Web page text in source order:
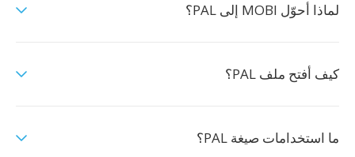
لماذا أحوّل MOBI إلى PAL؟
كيف أفتح ملف PAL؟
ما استخدامات صيغة PAL؟